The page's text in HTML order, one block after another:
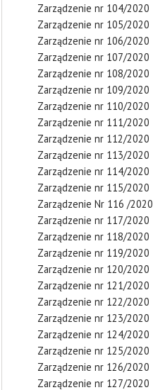
Zarządzenie nr 104/2020
Zarządzenie nr 105/2020
Zarządzenie nr 106/2020
Zarządzenie nr 107/2020
Zarządzenie nr 108/2020
Zarządzenie nr 109/2020
Zarządzenie nr 110/2020
Zarządzenie nr 111/2020
Zarządzenie nr 112/2020
Zarządzenie nr 113/2020
Zarządzenie nr 114/2020
Zarządzenie nr 115/2020
Zarządzenie Nr 116 /2020
Zarządzenie nr 117/2020
Zarządzenie nr 118/2020
Zarządzenie nr 119/2020
Zarządzenie nr 120/2020
Zarządzenie nr 121/2020
Zarządzenie nr 122/2020
Zarządzenie nr 123/2020
Zarządzenie nr 124/2020
Zarządzenie nr 125/2020
Zarządzenie nr 126/2020
Zarządzenie nr 127/2020